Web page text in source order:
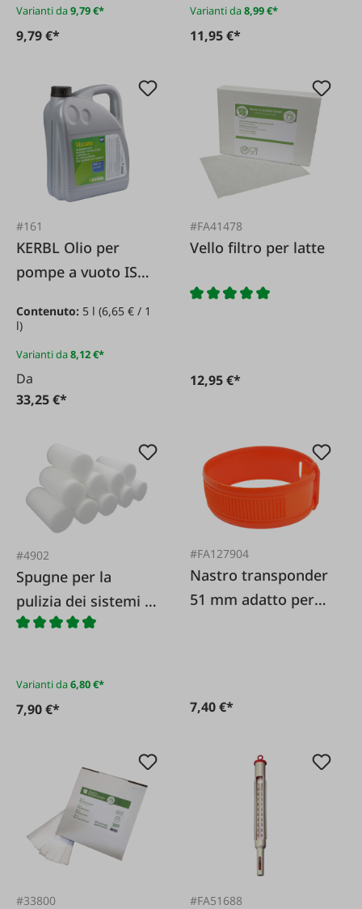
Varianti da9,79 €*
9,79 €*
Varianti da8,99 €*
11,95 €*
#161
KERBL Olio per
pompe a vuoto ISO-
Contenuto: 5 l (6,65 € / 1
l)
Varianti da8,12 €*
Da
33,25 €*
#FA41478
Vello filtro per latte
12,95 €*
#4902
Spugne per la
pulizia dei sistemi di
mungitura a tubo
Varianti da6,80 €*
7,90 €*
#FA127904
Nastro transponder
51 mm adatto per
7,40 €*
#33800 #FA51688